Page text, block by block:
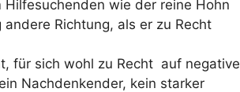
wie der reine Hohn
Richtung, als er zu Recht
für sich wohl zu Recht auf negative
Nachdenkender, kein starker